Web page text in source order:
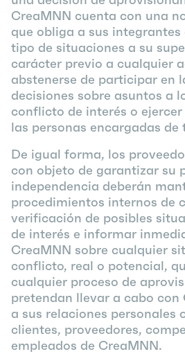
CreaMNN cuenta con una
que obliga a sus
tipo de situaciones a su
carácter previo a cualquier
abstenerse de participar en
decisiones sobre asuntos a
conflicto de interés o
las personas encargadas de
De igual forma, los
con objeto de garantizar su
independencia deberán
procedimientos internos de
verificación de posibles
de interés e informar
CreaMNN sobre cualquier
conflicto, real o potencial,
cualquier proceso de
pretendan llevar a cabo con
a sus relaciones personales
clientes, proveedores,
empleados de CreaMNN.